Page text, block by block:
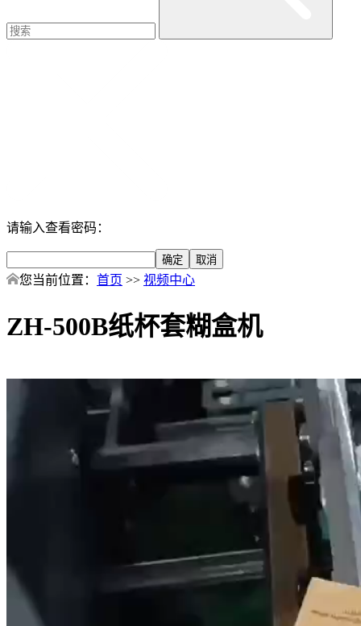
请输入查看密码：
您当前位置： 首页 >> 视频中心
ZH-500B纸杯套糊盒机